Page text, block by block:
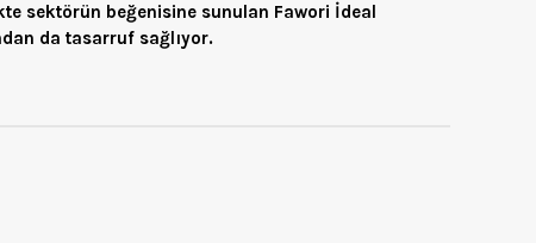
sektörün beğenisine sunulan Fawori İdeal
da tasarruf sağlıyor.